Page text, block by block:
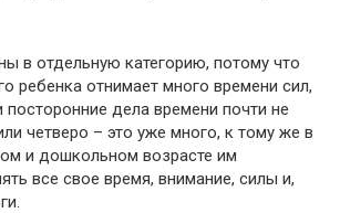
в отдельную категорию, потому что
ребенка отнимает много времени сил,
посторонние дела времени почти не
четверо – это уже много, к тому же в
и дошкольном возрасте им
все свое время, внимание, силы и,